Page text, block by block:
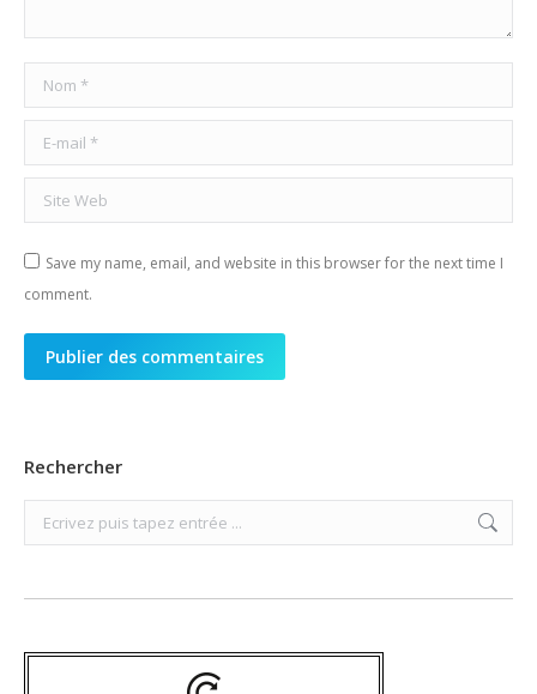
Nom *
E-mail *
Site Web
Save my name, email, and website in this browser for the next time I
comment.
Publier des commentaires
Rechercher
Search: